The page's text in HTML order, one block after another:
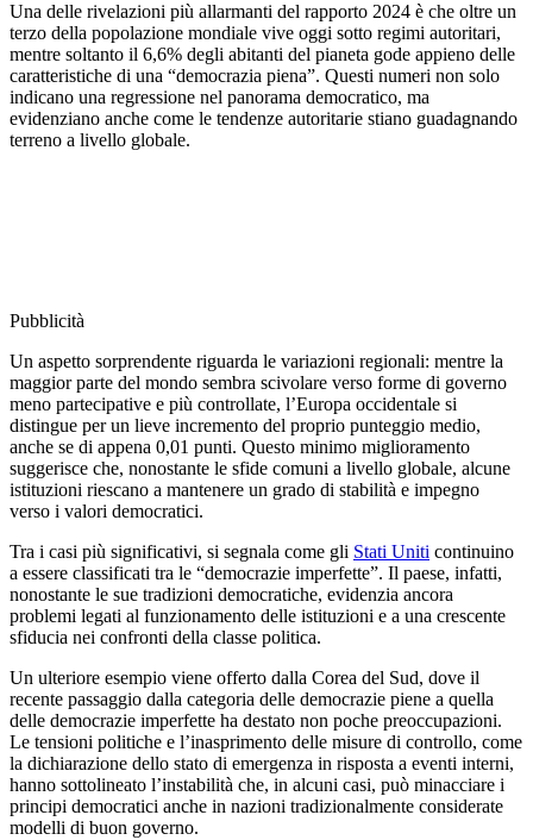
Una delle rivelazioni più allarmanti del rapporto 2024 è che oltre un
terzo della popolazione mondiale vive oggi sotto regimi autoritari,
mentre soltanto il 6,6% degli abitanti del pianeta gode appieno delle
caratteristiche di una “democrazia piena”. Questi numeri non solo
indicano una regressione nel panorama democratico, ma
evidenziano anche come le tendenze autoritarie stiano guadagnando
terreno a livello globale.
Pubblicità
Un aspetto sorprendente riguarda le variazioni regionali: mentre la
maggior parte del mondo sembra scivolare verso forme di governo
meno partecipative e più controllate, l’Europa occidentale si
distingue per un lieve incremento del proprio punteggio medio,
anche se di appena 0,01 punti. Questo minimo miglioramento
suggerisce che, nonostante le sfide comuni a livello globale, alcune
istituzioni riescano a mantenere un grado di stabilità e impegno
verso i valori democratici.
Tra i casi più significativi, si segnala come gli Stati Uniti continuino
a essere classificati tra le “democrazie imperfette”. Il paese, infatti,
nonostante le sue tradizioni democratiche, evidenzia ancora
problemi legati al funzionamento delle istituzioni e a una crescente
sfiducia nei confronti della classe politica.
Un ulteriore esempio viene offerto dalla Corea del Sud, dove il
recente passaggio dalla categoria delle democrazie piene a quella
delle democrazie imperfette ha destato non poche preoccupazioni.
Le tensioni politiche e l’inasprimento delle misure di controllo, come
la dichiarazione dello stato di emergenza in risposta a eventi interni,
hanno sottolineato l’instabilità che, in alcuni casi, può minacciare i
principi democratici anche in nazioni tradizionalmente considerate
modelli di buon governo.